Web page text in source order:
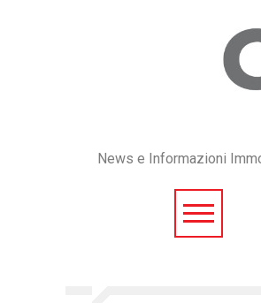
News e Informazioni